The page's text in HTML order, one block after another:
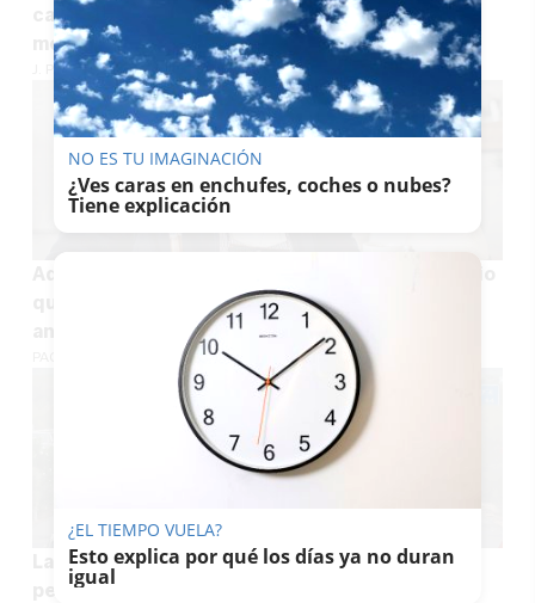
carreras de caballos en Sanlúcar, uno de los
mejores espectáculos del verano
J. P. LOZANO
que creyó en el potencial turístico de Cádiz
PACO SÁNCHEZ MÚGICA
La Junta envía una carta a Óscar Puente para
pedir una reunión urgente y solucionar los
NO ES TU IMAGINACIÓN
¿Ves caras en enchufes, coches o nubes?
Tiene explicación
¿EL TIEMPO VUELA?
Esto explica por qué los días ya no duran
igual